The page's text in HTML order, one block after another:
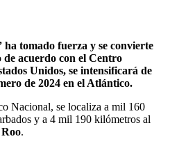
tomado fuerza y se convierte
acuerdo con el Centro
Unidos, se intensificará de
de 2024 en el Atlántico.
Nacional, se localiza a mil 160
y a 4 mil 190 kilómetros al
.